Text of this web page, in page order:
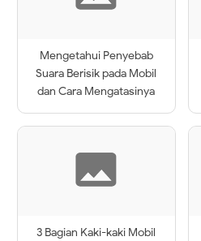
Mengetahui Penyebab
Suara Berisik pada Mobil
dan Cara Mengatasinya
3 Bagian Kaki-kaki Mobil